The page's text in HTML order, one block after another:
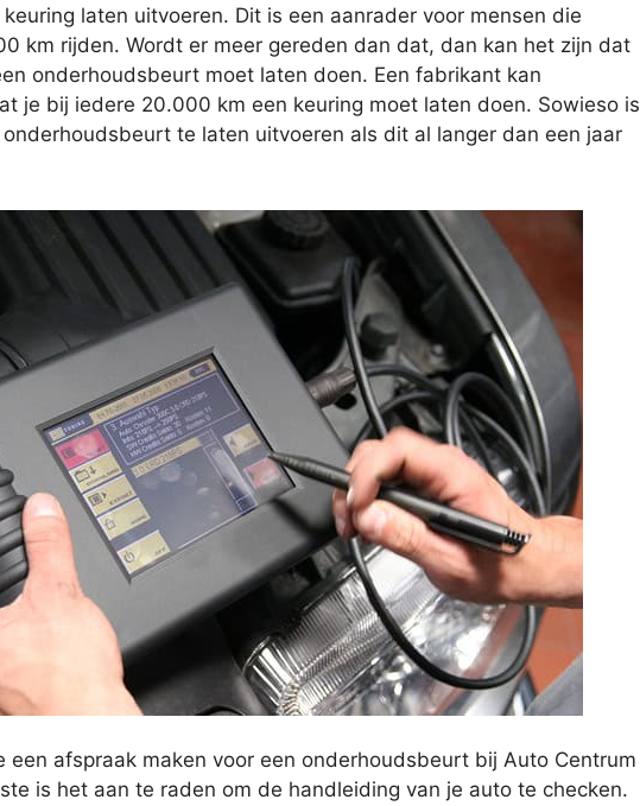
laten uitvoeren. Dit is een aanrader voor mensen die
km rijden. Wordt er meer gereden dan dat, dan kan het zijn dat
onderhoudsbeurt moet laten doen. Een fabrikant kan
je bij iedere 20.000 km een keuring moet laten doen. Sowieso is
te laten uitvoeren als dit al langer dan een jaar
een afspraak maken voor een onderhoudsbeurt bij Auto Centrum
is het aan te raden om de handleiding van je auto te checken.